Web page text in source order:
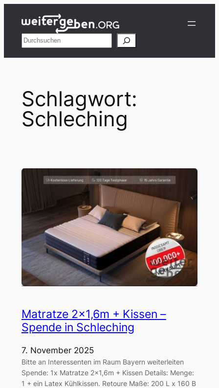
Inhalt
springenSuchen
Schlagwort:
Schleching
Matratze 2×1,6m + Kissen –
Spende in Schleching
7. November 2025
Bitte an Interessenten im Raum Bayern weiterleiten
Spende: 1x Matratze 2×1,6m + Kissen Details: Menge:
1 + ein Latex Kühlkissen. Retoure Maße: 200 L x 160 B